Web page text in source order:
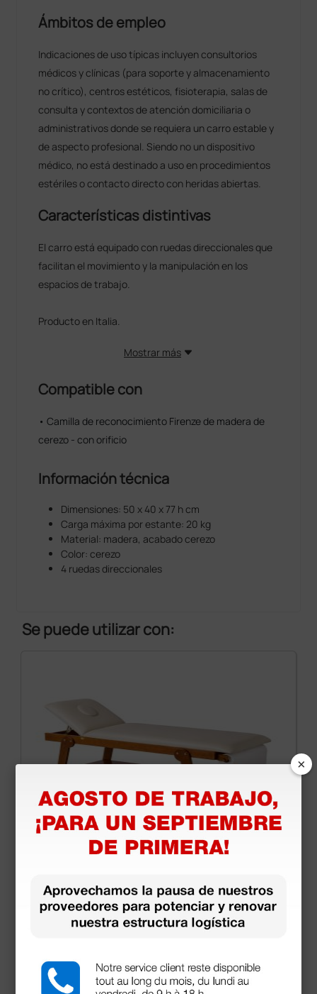
Ámbitos de empleo
Indicaciones de uso típicas incluyen consultorios
médicos y clínicas (para soporte y almacenamiento
no crítico), centros estéticos, fisioterapia, salas de
consulta y contextos de atención domiciliaria o
administrativos donde se requiera un carro estable y
de aspecto profesional. Siendo no un dispositivo
médico, no está destinado a uso en procedimientos
estériles o contacto directo con heridas abiertas.
Características distintivas
El carro está equipado con ruedas direccionales que
facilitan el movimiento y la manipulación en los
espacios de trabajo.
Producto en Italia.
Mostrar más
Compatible con
• Camilla de reconocimiento Firenze de madera de
cerezo - con orificio
Información técnica
Dimensiones: 50 x 40 x 77 h cm
Carga máxima por estante: 20 kg
Material: madera, acabado cerezo
Color: cerezo
4 ruedas direccionales
Se puede utilizar con:
cerezo - con orificio
1.110,00 €
×